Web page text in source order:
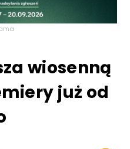
wiosenną
już od